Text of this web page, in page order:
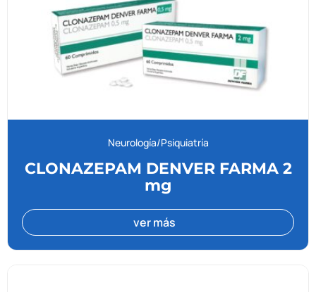
Neurología/Psiquiatría
CLONAZEPAM DENVER FARMA 2
mg
ver más